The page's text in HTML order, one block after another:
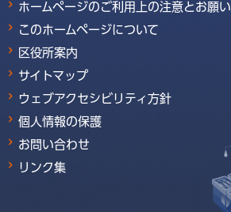
ホームページのご利用上の注意とお願い
このホームページについて
区役所案内
サイトマップ
ウェブアクセシビリティ方針
個人情報の保護
お問い合わせ
リンク集